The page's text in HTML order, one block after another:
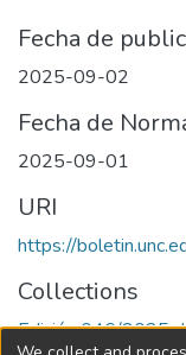
Fecha de
2025-09-02
Fecha de
2025-09-01
URI
https://
Collections
Edición 046/2025